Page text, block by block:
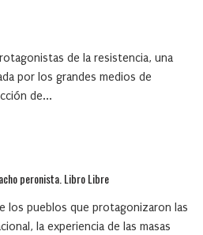
de la resistencia, una
por los grandes medios de
de...
peronista. Libro Libre
los pueblos que protagonizaron las
la experiencia de las masas